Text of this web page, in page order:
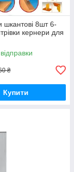
шкантові 8шт 6-
кернери для
₴
Купити